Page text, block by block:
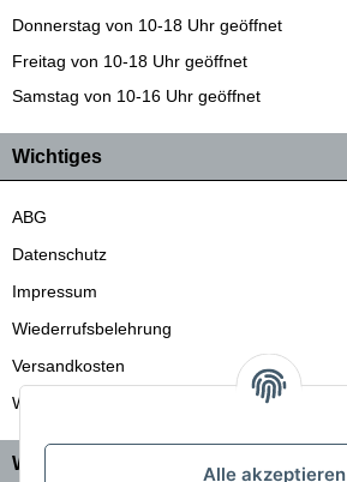
Donnerstag von 10-18 Uhr geöffnet
Freitag von 10-18 Uhr geöffnet
Samstag von 10-16 Uhr geöffnet
Wichtiges
ABG
Datenschutz
Impressum
Wiederrufsbelehrung
Versandkosten
Wir liefern auch in die Schweiz
Wo Sie uns finden Alle akzeptieren